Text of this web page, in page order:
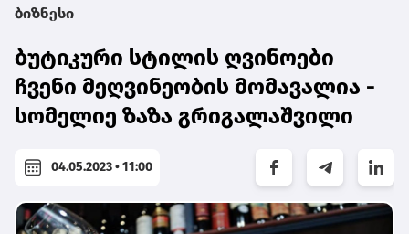
ბიზნესი
ბუტიკური სტილის ღვინოები
ჩვენი მეღვინეობის მომავალია -
სომელიე ზაზა გრიგალაშვილი
04.05.2023 • 11:00